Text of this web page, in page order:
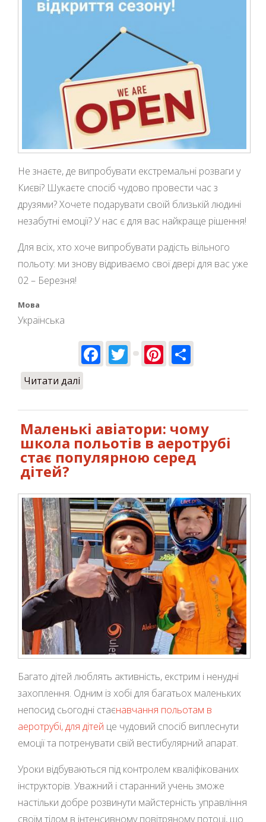
Не знаєте, де випробувати екстремальні розваги у
Києві? Шукаєте спосіб чудово провести час з
друзями? Хочете подарувати своїй близькій людині
незабутні емоції? У нас є для вас найкраще рішення!
Для всіх, хто хоче випробувати радість вільного
польоту: ми знову відриваємо свої двері для вас уже
02 – Березня!
Мова
Українська
Facebook
TwitterPinterest
Читати далі
Маленькі авіатори: чому
школа польотів в аеротрубі
стає популярною серед
дітей?
Багато дітей люблять активність, екстрим і ненудні
захоплення. Одним із хобі для багатьох маленьких
непосид сьогодні стаєнавчання польотам в
аеротрубі, для дітей це чудовий спосіб виплеснути
емоції та потренувати свій вестибулярний апарат.
Уроки відбуваються під контролем кваліфікованих
інструкторів. Уважний і старанний учень зможе
настільки добре розвинути майстерність управління
своїм тілом в інтенсивному повітряному потоці, що